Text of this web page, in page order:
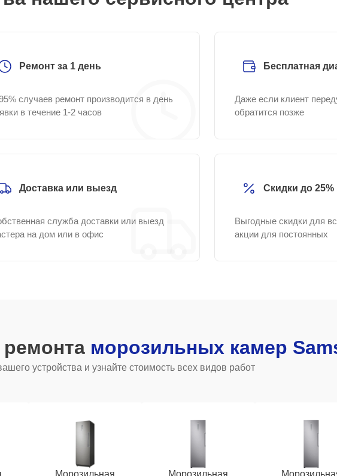
Ремонт за 1 день
случаев ремонт производится в день
в течение 1-2 часов
Бесплатная
Даже если клиент
обратится позже
Доставка или выезд
служба доставки или выезд
на дом или в офис
Скидки до 25%
Выгодные скидки для
акции для постоянных
морозильных камер
устройства и узнайте стоимость всех видов работ
Морозильная
Морозильная